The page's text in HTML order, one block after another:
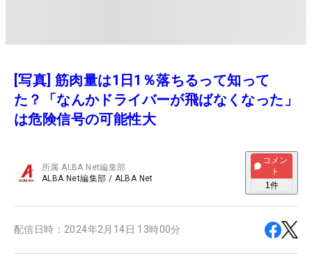
[写真] 筋肉量は1日1％落ちるって知って
た？「なんかドライバーが飛ばなくなった」
は危険信号の可能性大
所属ALBA Net編集部
ALBA Net編集部 / ALBA Net
コメン
ト
1件
配信日時： 2024年2月14日 13時00分